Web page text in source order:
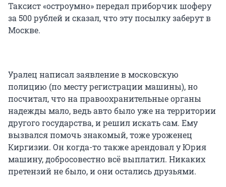
Таксист «остроумно» передал приборчик шоферу
за 500 рублей и сказал, что эту посылку заберут в
Москве.
Уралец написал заявление в московскую
полицию (по месту регистрации машины), но
посчитал, что на правоохранительные органы
надежды мало, ведь авто было уже на территории
другого государства, и решил искать сам. Ему
вызвался помочь знакомый, тоже уроженец
Киргизии. Он когда-то также арендовал у Юрия
машину, добросовестно всё выплатил. Никаких
претензий не было, и они остались друзьями.